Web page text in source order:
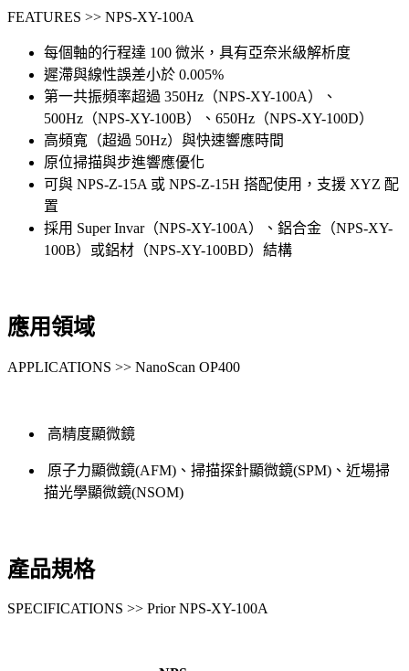
FEATURES >> NPS-XY-100A
每個軸的行程達 100 微米，具有亞奈米級解析度
遲滯與線性誤差小於 0.005%
第一共振頻率超過 350Hz（NPS-XY-100A）、
500Hz（NPS-XY-100B）、650Hz（NPS-XY-100D）
高頻寬（超過 50Hz）與快速響應時間
原位掃描與步進響應優化
可與 NPS-Z-15A 或 NPS-Z-15H 搭配使用，支援 XYZ 配
置
採用 Super Invar（NPS-XY-100A）、鋁合金（NPS-XY-
100B）或鋁材（NPS-XY-100BD）結構
應用領域
APPLICATIONS >> NanoScan OP400
高精度顯微鏡
原子力顯微鏡(AFM)、掃描探針顯微鏡(SPM)、近場掃
描光學顯微鏡(NSOM)
產品規格
SPECIFICATIONS >> Prior NPS-XY-100A